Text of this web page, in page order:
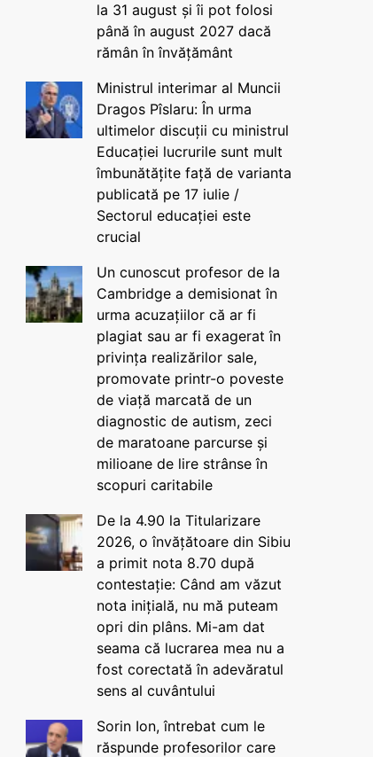
la 31 august și îi pot folosi
până în august 2027 dacă
rămân în învățământ
Ministrul interimar al Muncii
Dragos Pîslaru: În urma
ultimelor discuții cu ministrul
Educației lucrurile sunt mult
îmbunătățite față de varianta
publicată pe 17 iulie /
Sectorul educației este
crucial
Un cunoscut profesor de la
Cambridge a demisionat în
urma acuzațiilor că ar fi
plagiat sau ar fi exagerat în
privința realizărilor sale,
promovate printr-o poveste
de viață marcată de un
diagnostic de autism, zeci
de maratoane parcurse și
milioane de lire strânse în
scopuri caritabile
De la 4.90 la Titularizare
2026, o învățătoare din Sibiu
a primit nota 8.70 după
contestație: Când am văzut
nota inițială, nu mă puteam
opri din plâns. Mi-am dat
seama că lucrarea mea nu a
fost corectată în adevăratul
sens al cuvântului
Sorin Ion, întrebat cum le
răspunde profesorilor care